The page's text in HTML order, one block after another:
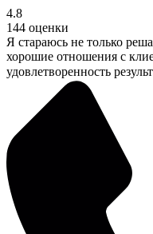
4.8
144 оценки
Я стараюсь не только
хорошие отношения с
удовлетворенность